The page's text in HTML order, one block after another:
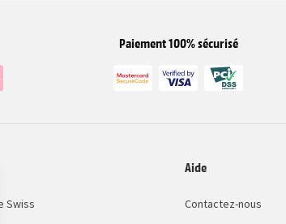
Paiement 100% sécurisé
Swiss
Aide
Contactez-nous